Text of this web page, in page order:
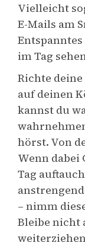
Vielleicht
E-Mails am
im Tag
Richte
auf deinen
kannst du
hörst. Von
Wenn dabei
Tag
– nimm
Bleibe nicht